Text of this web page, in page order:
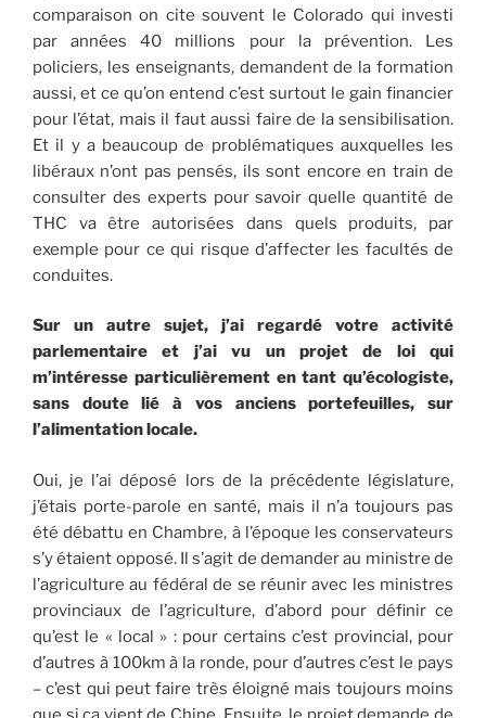
comparaison on cite souvent le Colorado qui investi
par années 40 millions pour la prévention. Les
policiers, les enseignants, demandent de la formation
aussi, et ce qu’on entend c’est surtout le gain financier
pour l’état, mais il faut aussi faire de la sensibilisation.
Et il y a beaucoup de problématiques auxquelles les
libéraux n’ont pas pensés, ils sont encore en train de
consulter des experts pour savoir quelle quantité de
THC va être autorisées dans quels produits, par
exemple pour ce qui risque d’affecter les facultés de
conduites.
Sur un autre sujet, j’ai regardé votre activité
parlementaire et j’ai vu un projet de loi qui
m’intéresse particulièrement en tant qu’écologiste,
sans doute lié à vos anciens portefeuilles, sur
l’alimentation locale.
Oui, je l’ai déposé lors de la précédente législature,
j’étais porte-parole en santé, mais il n’a toujours pas
été débattu en Chambre, à l’époque les conservateurs
s’y étaient opposé. Il s’agit de demander au ministre de
l’agriculture au fédéral de se réunir avec les ministres
provinciaux de l’agriculture, d’abord pour définir ce
qu’est le « local » : pour certains c’est provincial, pour
d’autres à 100km à la ronde, pour d’autres c’est le pays
– c’est qui peut faire très éloigné mais toujours moins